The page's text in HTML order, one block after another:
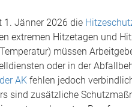
1. Jänner 2026 die
extremen Hitzetagen und
müssen
oder in der
AK fehlen jedoch
sind zusätzliche